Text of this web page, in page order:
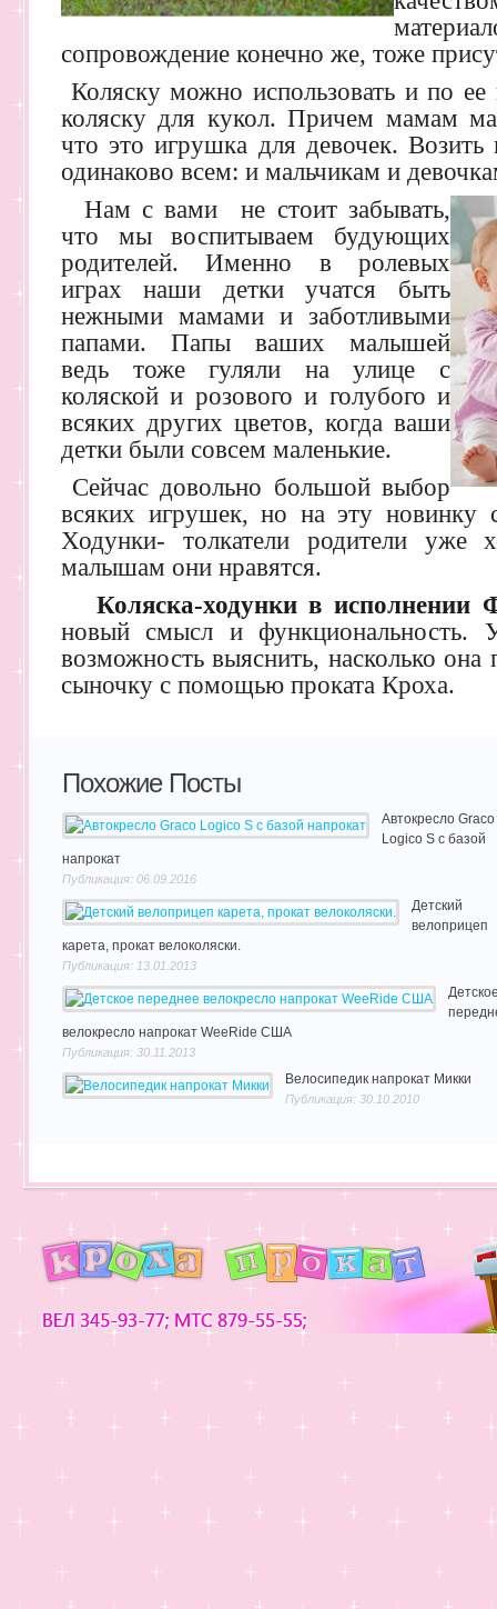
сопровождение конечно же, тоже
Коляску можно использовать и по
коляску для кукол. Причем мамам
что это игрушка для девочек. Возить
одинаково всем: и мальчикам и
Нам с вами не стоит забывать,
что мы воспитываем будующих
родителей. Именно в ролевых
играх наши детки учатся быть
нежными мамами и заботливыми
папами. Папы ваших малышей
ведь тоже гуляли на улице с
коляской и розового и голубого и
всяких других цветов, когда ваши
детки были совсем маленькие.
Сейчас довольно большой выбор
всяких игрушек, но на эту новинку
Ходунки- толкатели родители
малышам они нравятся.
Коляска-ходунки в исполнении
новый смысл и функциональность. У
возможность выяснить, насколько
сыночку с помощью проката Кроха.
Похожие Посты
Автокресло Graco
Logico S с базой
напрокат
Публикация: 06.09.2016
Детский
велоприцеп
карета, прокат велоколяски.
Публикация: 13.01.2013
велокресло напрокат WeeRide США
Публикация: 30.11.2013
Велосипедик напрокат Микки
Публикация: 30.10.2010